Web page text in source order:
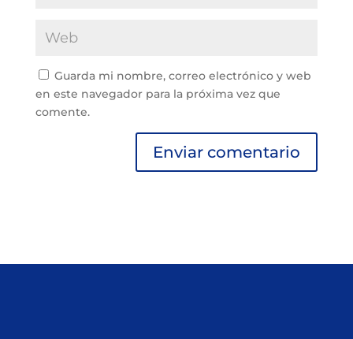
Guarda mi nombre, correo electrónico y web
en este navegador para la próxima vez que
comente.